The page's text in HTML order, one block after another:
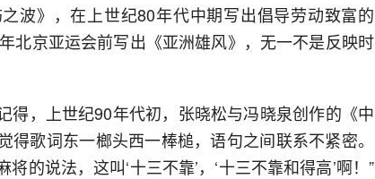
波》，在上世纪80年代中期写出倡导劳动致富的
北京亚运会前写出《亚洲雄风》，无一不是反映时
得，上世纪90年代初，张晓松与冯晓泉创作的《中
得歌词东一榔头西一棒槌，语句之间联系不紧密。
的说法，这叫‘十三不靠’，‘十三不靠和得高’啊！”